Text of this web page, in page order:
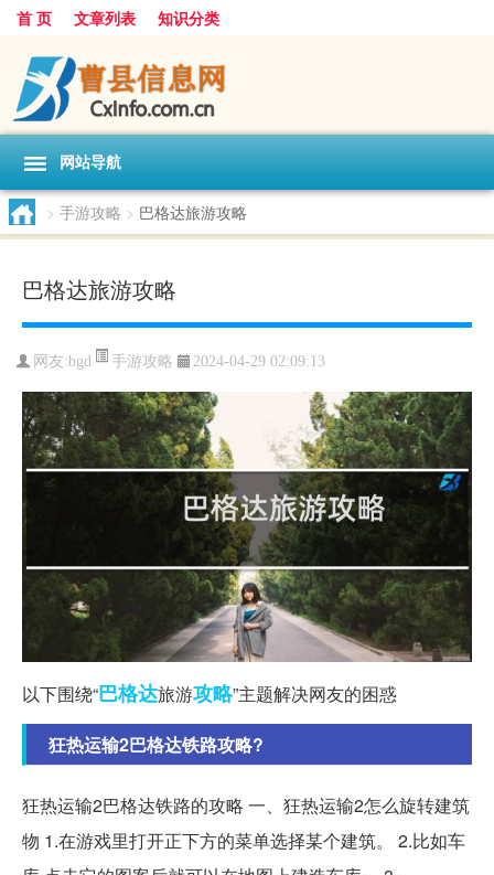
首 页 文章列表 知识分类
网站导航
> 手游攻略 > 巴格达旅游攻略
巴格达旅游攻略
网友:bgd 手游攻略 2024-04-29 02:09:13
以下围绕“巴格达旅游攻略”主题解决网友的困惑
狂热运输2巴格达铁路攻略?
狂热运输2巴格达铁路的攻略 一、狂热运输2怎么旋转建筑
物 1.在游戏里打开正下方的菜单选择某个建筑。 2.比如车